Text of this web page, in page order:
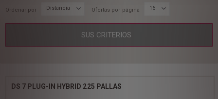
Ordenar por Distancia Ofertas por página 16
SUS CRITERIOS
DS 7 PLUG-IN HYBRID 225 PALLAS